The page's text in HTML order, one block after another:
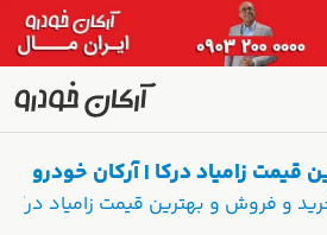
قیمت زامیاد درکا | آرکان خودرو
و فروش و بهترین قیمت زامیاد درکا